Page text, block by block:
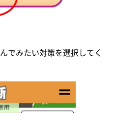
でみたい対策を選択してく